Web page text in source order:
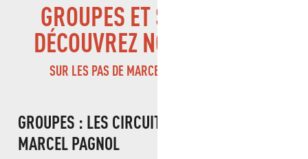
GROUPES ET SCOLAIRES :
DÉCOUVREZ NOS PRODUITS
SUR LES PAS DE MARCEL PAGNOL À AUBAGNE
GROUPES : LES CIRCUITS ET RANDONNÉES
MARCEL PAGNOL